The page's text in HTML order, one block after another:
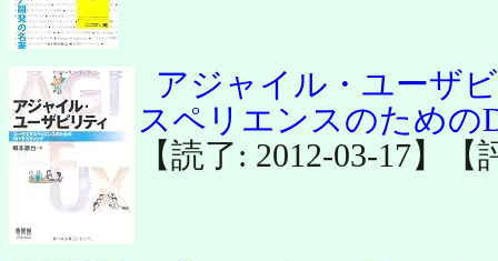
アジャイル・ユーザ
スペリエンスのため
【読了: 2012-03-17】【